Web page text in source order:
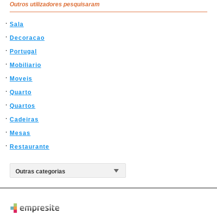
Outros utilizadores pesquisaram
Sala
Decoracao
Portugal
Mobiliario
Moveis
Quarto
Quartos
Cadeiras
Mesas
Restaurante